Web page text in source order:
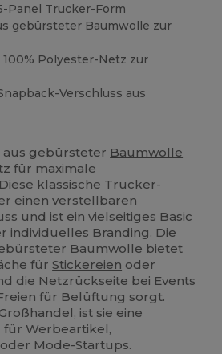
Panel Trucker-Form
gebürsteter Baumwolle zur
100% Polyester-Netz zur
Verschluss aus
aus gebürsteter Baumwolle
für maximale
klassische Trucker-
einen verstellbaren
und ist ein vielseitiges Basic
individuelles Branding. Die
Baumwolle bietet
fürStickereien oder
die Netzrückseite bei Events
für Belüftung sorgt.
ist sie eine
für Werbeartikel,
Mode-Startups.